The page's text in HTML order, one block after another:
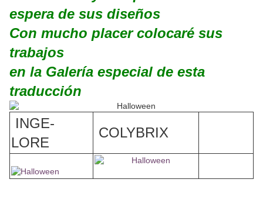
espera de sus diseños
Con mucho placer colocaré sus
trabajos
en la Galería especial de esta
traducción
INGE-
LORE
COLYBRIX